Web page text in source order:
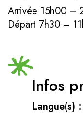
Arrivée 15h00 –
Départ 7h30 –
Infos
Langue(s) :